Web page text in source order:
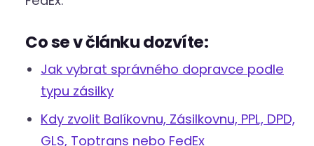
Co se v článku dozvíte:
Jak vybrat správného dopravce podle
typu zásilky
Kdy zvolit Balíkovnu, Zásilkovnu, PPL, DPD,
GLS, Toptrans nebo FedEx